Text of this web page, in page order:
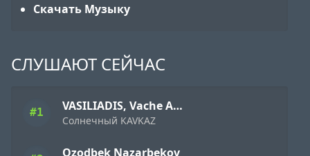
Скачать Музыку
СЛУШАЮТ СЕЙЧАС
#1 VASILIADIS, Vache Amaryan
Солнечный KAVKAZ
Ozodbek Nazarbekov